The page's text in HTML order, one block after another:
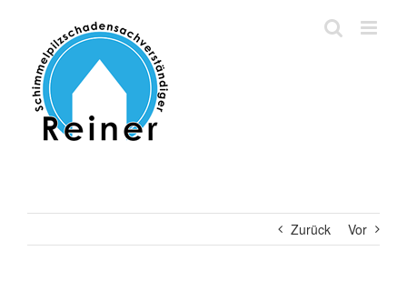
springen
Zurück Vor